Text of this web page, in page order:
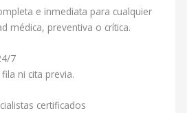
e inmediata para cualquier
médica, preventiva o crítica.
7
ni cita previa.
certificados